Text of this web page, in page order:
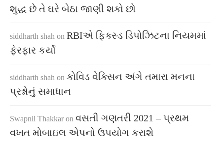
શુદ્ધ છે તે ઘરે બેઠા જાણી શકો છો
siddharth shah on RBIએ ફિક્સ્ડ ડિપોઝિટના નિયમમાં
ફેરફાર કર્યો
siddharth shah on કોવિડ વેક્સિન અંગે તમારા મનના
પ્રશ્નોનું સમાધાન
Swapnil Thakkar on વસતી ગણતરી 2021 – પ્રથમ
વખત મોબાઇલ એપનો ઉપયોગ કરાશે